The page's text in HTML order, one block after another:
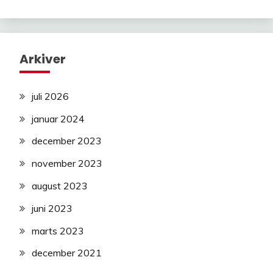
Arkiver
juli 2026
januar 2024
december 2023
november 2023
august 2023
juni 2023
marts 2023
december 2021